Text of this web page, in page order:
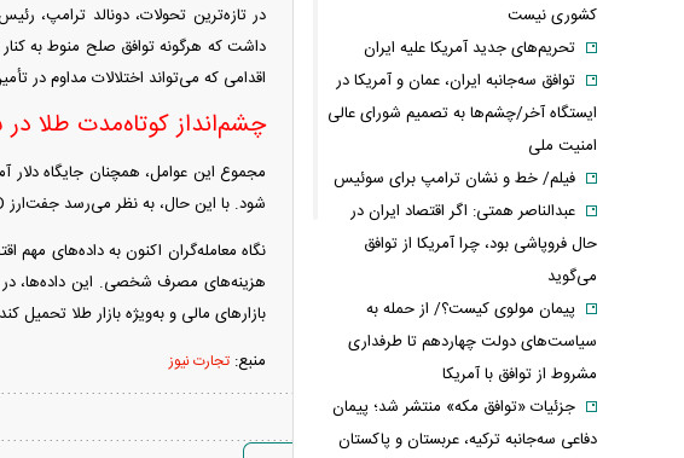
در تازه‌ترین تحولات، دونالد ترامپ،
داشت که هرگونه توافق صلح منوط به
اقدامی که می‌تواند اختلالات مداوم در
چشم‌انداز کوتاه‌مدت طلا
مجموع این عوامل، همچنان جایگاه دلار
شود. با این حال، به نظر می‌رسد جفت‌ارز XAU/USD با پایان دادن به روند نزولی سه‌روزه خود، در کوتاه‌مدت از حمایت برخوردار شده است.
نگاه معامله‌گران اکنون به داده‌های
هزینه‌های مصرف شخصی. این داده‌ها، در
بازارهای مالی و به‌ویژه بازار طلا تحمیل
منبع: تجارت نیوز
کشوری نیست
تحریم‌های جدید آمریکا علیه ایران
توافق سه‌جانبه ایران، عمان و آمریکا در
ایستگاه آخر/چشم‌ها به تصمیم شورای عالی
امنیت ملی
فیلم/ خط و نشان ترامپ برای سوئیس
عبدالناصر همتی: اگر اقتصاد ایران در
حال فروپاشی بود، چرا آمریکا از توافق
می‌گوید
پیمان مولوی کیست؟/ از حمله به
سیاست‌های دولت چهاردهم تا طرفداری
مشروط از توافق با آمریکا
جزئیات «توافق مکه» منتشر شد؛ پیمان
دفاعی سه‌جانبه ترکیه، عربستان و پاکستان